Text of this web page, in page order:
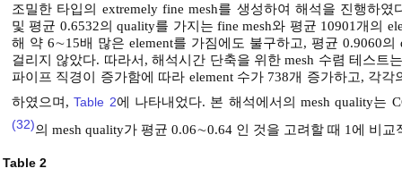
조밀한 타입의 extremely fine mesh를 생성하여 해석을 진행하
및 평균 0.6532의 quality를 가지는 fine mesh와 평균 10901개의
해 약 6∼15배 많은 element를 가짐에도 불구하고, 평균 0.9060
걸리지 않았다. 따라서, 해석시간 단축을 위한 mesh 수렴 테스트
파이프 직경이 증가함에 따라 element 수가 738개 증가하고, 각
하였으며,Table 2에 나타내었다. 본 해석에서의 mesh quality는
(32)의 mesh quality가 평균 0.06∼0.64 인 것을 고려할 때 1에 비
Table 2